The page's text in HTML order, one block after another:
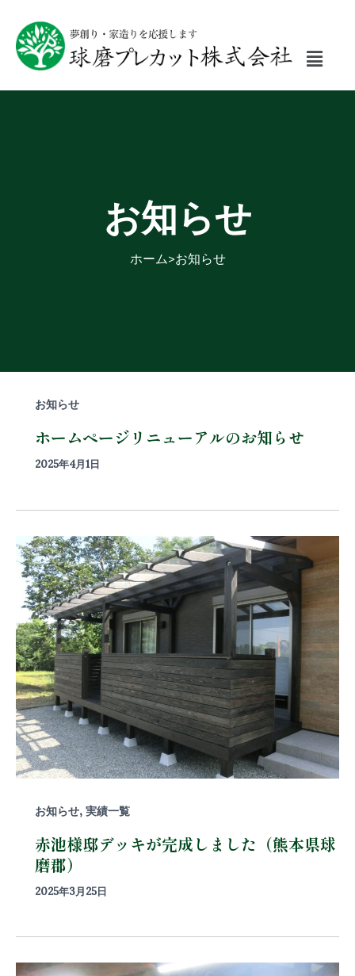
ス
お知らせ
ホーム>お知らせ
お知らせ
ホームページリニューアルのお知らせ
2025年4月1日
お知らせ, 実績一覧
赤池様邸デッキが完成しました（熊本県球
磨郡）
2025年3月25日